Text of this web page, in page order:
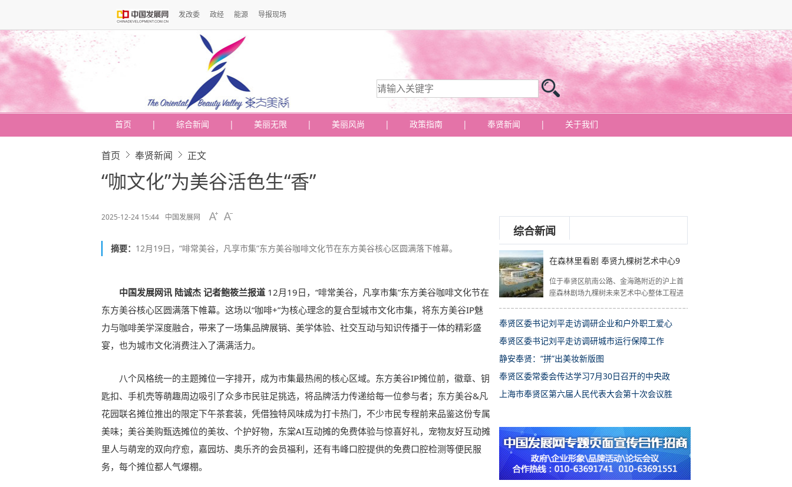
发改委 政经 能源 导报现场
首页 | 综合新闻 | 美丽无限 | 美丽风尚 | 政策指南 | 奉贤新闻 | 关于我们
首页 奉贤新闻 正文
“咖文化”为美谷活色生“香”
2025-12-24 15:44 中国发展网
摘要： 12月19日，“啡常美谷，凡享市集”东方美谷咖啡文化节在东方美谷核心区圆满落下帷幕。
中国发展网讯 陆诚杰 记者鲍筱兰报道 12月19日，“啡常美谷，凡享市集”东方美谷咖啡文化节在
东方美谷核心区圆满落下帷幕。这场以“咖啡+”为核心理念的复合型城市文化市集，将东方美谷IP魅
力与咖啡美学深度融合，带来了一场集品牌展销、美学体验、社交互动与知识传播于一体的精彩盛
宴，也为城市文化消费注入了满满活力。
八个风格统一的主题摊位一字排开，成为市集最热闹的核心区域。东方美谷IP摊位前，徽章、钥
匙扣、手机壳等萌趣周边吸引了众多市民驻足挑选，将品牌活力传递给每一位参与者；东方美谷&凡
花园联名摊位推出的限定下午茶套装，凭借独特风味成为打卡热门，不少市民专程前来品鉴这份专属
美味；美谷美购甄选摊位的美妆、个护好物，东棠AI互动摊的免费体验与惊喜好礼，宠物友好互动摊
里人与萌宠的双向疗愈，嘉园坊、奥乐齐的会员福利，还有韦峰口腔提供的免费口腔检测等便民服
务，每个摊位都人气爆棚。
综合新闻
在森林里看剧 奉贤九棵树艺术中心9
位于奉贤区航南公路、金海路附近的沪上首
座森林剧场九棵树未来艺术中心整体工程进
奉贤区委书记刘平走访调研企业和户外职工爱心
奉贤区委书记刘平走访调研城市运行保障工作
静安奉贤：“拼”出美妆新版图
奉贤区委常委会传达学习7月30日召开的中央政
上海市奉贤区第六届人民代表大会第十次会议胜